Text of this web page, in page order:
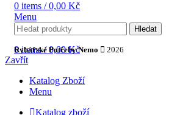
0 items / 0,00 Kč
Menu
Hledat
0items / 0,00Kč
Rybářské Potřeby Nemo 2026
Zavřít
Katalog Zboží
Menu
Katalog zboží